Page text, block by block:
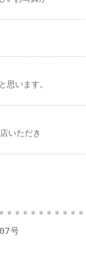
います。
いただき
号